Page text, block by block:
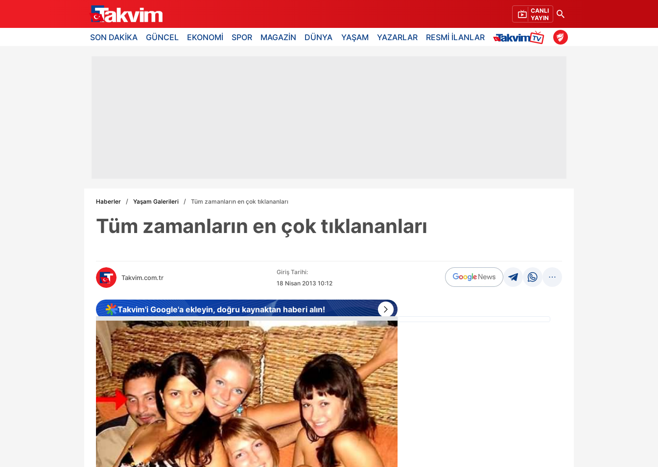
CANLI
YAYIN
SON DAKİKA GÜNCEL EKONOMİ SPOR MAGAZİN DÜNYA YAŞAM YAZARLAR RESMİ İLANLAR
Haberler Yaşam Galerileri Tüm zamanların en çok tıklananları
Tüm zamanların en çok tıklananları
Takvim.com.tr
Giriş Tarihi:
18 Nisan 2013 10:12
Takvim'i Google'a ekleyin, doğru kaynaktan haberi alın!